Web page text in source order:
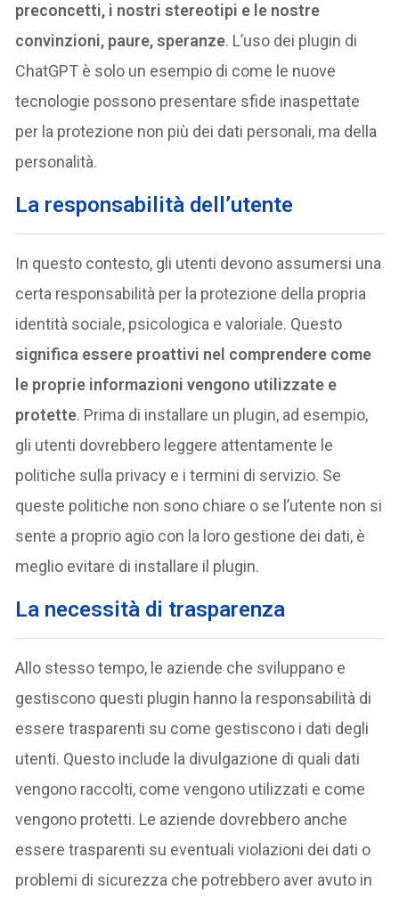
preconcetti, i nostri stereotipi e le nostre
convinzioni, paure, speranze. L’uso dei plugin di
ChatGPT è solo un esempio di come le nuove
tecnologie possono presentare sfide inaspettate
per la protezione non più dei dati personali, ma della
personalità.
La responsabilità dell’utente
In questo contesto, gli utenti devono assumersi una
certa responsabilità per la protezione della propria
identità sociale, psicologica e valoriale. Questo
significa essere proattivi nel comprendere come
le proprie informazioni vengono utilizzate e
protette. Prima di installare un plugin, ad esempio,
gli utenti dovrebbero leggere attentamente le
politiche sulla privacy e i termini di servizio. Se
queste politiche non sono chiare o se l’utente non si
sente a proprio agio con la loro gestione dei dati, è
meglio evitare di installare il plugin.
La necessità di trasparenza
Allo stesso tempo, le aziende che sviluppano e
gestiscono questi plugin hanno la responsabilità di
essere trasparenti su come gestiscono i dati degli
utenti. Questo include la divulgazione di quali dati
vengono raccolti, come vengono utilizzati e come
vengono protetti. Le aziende dovrebbero anche
essere trasparenti su eventuali violazioni dei dati o
problemi di sicurezza che potrebbero aver avuto in